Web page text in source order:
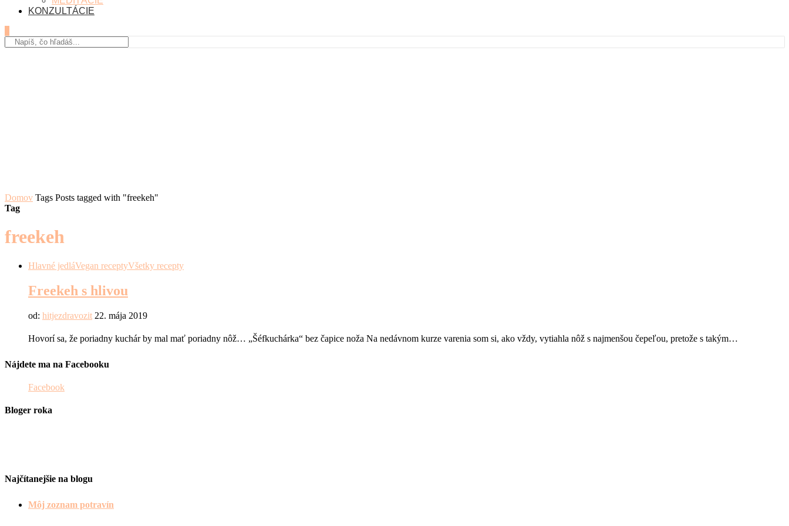
KONZULTÁCIE
Domov Tags Posts tagged with "freekeh"
Tag
freekeh
Hlavné jedláVegan receptyVšetky recepty
Freekeh s hlivou
od: hitjezdravozit 22. mája 2019
Hovorí sa, že poriadny kuchár by mal mať poriadny nôž… „Šéfkuchárka“ bez čapice noža Na nedávnom kurze varenia som si, ako vždy, vytiahla nôž s najmenšou čepeľou, pretože s takým…
Nájdete ma na Facebooku
Facebook
Bloger roka
Najčítanejšie na blogu
Môj zoznam potravín